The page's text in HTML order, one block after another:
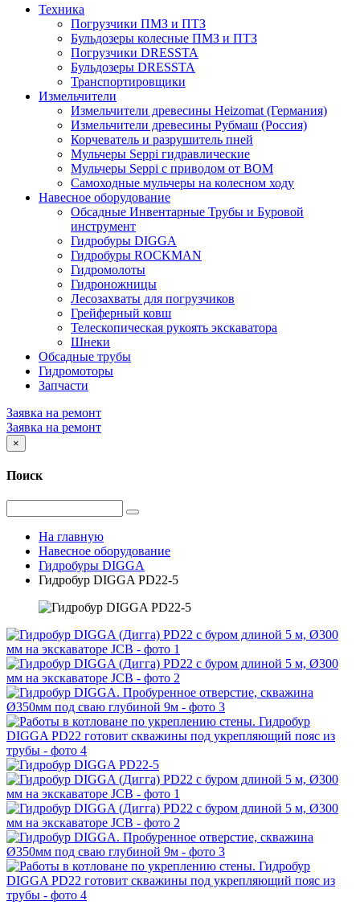
Техника
Погрузчики ПМЗ и ПТЗ
Бульдозеры колесные ПМЗ и ПТЗ
Погрузчики DRESSTA
Бульдозеры DRESSTA
Транспортировщики
Измельчители
Измельчители древесины Heizomat (Германия)
Измельчители древесины Рубмаш (Россия)
Корчеватель и разрушитель пней
Мульчеры Seppi гидравлические
Мульчеры Seppi с приводом от ВОМ
Самоходные мульчеры на колесном ходу
Навесное оборудование
Обсадные Инвентарные Трубы и Буровой
инструмент
Гидробуры DIGGA
Гидробуры ROCKMAN
Гидромолоты
Гидроножницы
Лесозахваты для погрузчиков
Грейферный ковш
Телескопическая рукоять экскаватора
Шнеки
Обсадные трубы
Гидромоторы
Запчасти
Заявка на ремонт
Заявка на ремонт
×
Поиск
На главную
Навесное оборудование
Гидробуры DIGGA
Гидробур DIGGA PD22-5